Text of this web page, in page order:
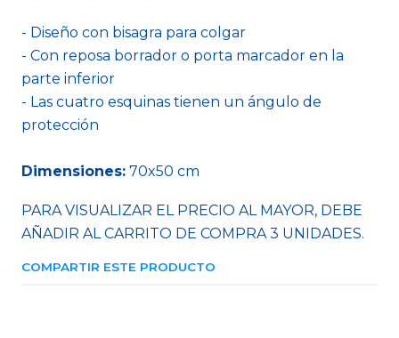
- Diseño con bisagra para colgar
- Con reposa borrador o porta marcador en la
parte inferior
- Las cuatro esquinas tienen un ángulo de
protección
Dimensiones: 70x50 cm
PARA VISUALIZAR EL PRECIO AL MAYOR, DEBE
AÑADIR AL CARRITO DE COMPRA 3 UNIDADES.
COMPARTIR ESTE PRODUCTO